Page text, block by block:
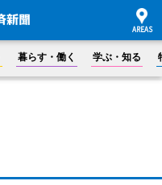
暮らす・働く 学ぶ・知る